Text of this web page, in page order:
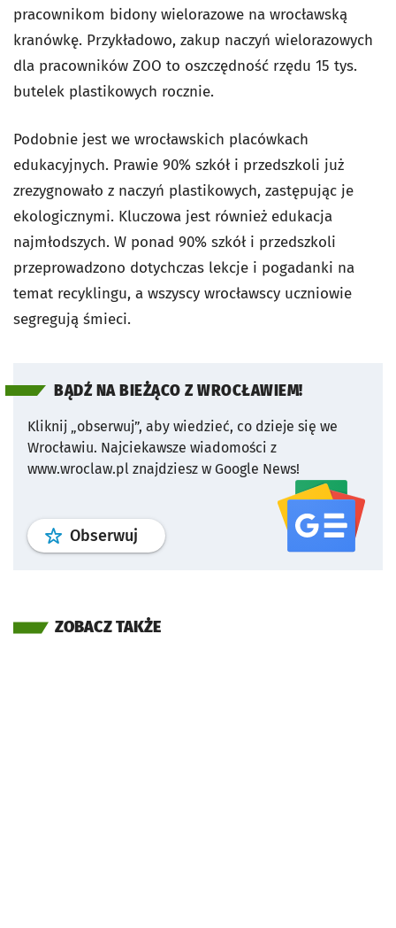
pracownikom bidony wielorazowe na wrocławską
kranówkę. Przykładowo, zakup naczyń wielorazowych
dla pracowników ZOO to oszczędność rzędu 15 tys.
butelek plastikowych rocznie.
Podobnie jest we wrocławskich placówkach
edukacyjnych. Prawie 90% szkół i przedszkoli już
zrezygnowało z naczyń plastikowych, zastępując je
ekologicznymi. Kluczowa jest również edukacja
najmłodszych. W ponad 90% szkół i przedszkoli
przeprowadzono dotychczas lekcje i pogadanki na
temat recyklingu, a wszyscy wrocławscy uczniowie
segregują śmieci.
BĄDŹ NA BIEŻĄCO Z WROCŁAWIEM!
Kliknij „obserwuj”, aby wiedzieć, co dzieje się we
Wrocławiu. Najciekawsze wiadomości z
www.wroclaw.pl znajdziesz w Google News!
Obserwuj profil serwisu
ZOBACZ TAKŻE